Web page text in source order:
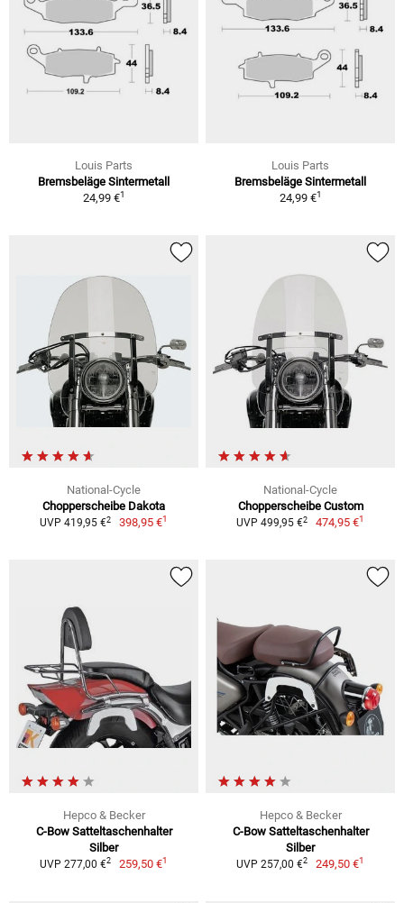
Louis Parts
Bremsbeläge Sintermetall
24,99 €1
Louis Parts
Bremsbeläge Sintermetall
24,99 €1
National-Cycle
Chopperscheibe Dakota
UVP 419,95 €2 398,95 €1
National-Cycle
Chopperscheibe Custom
UVP 499,95 €2 474,95 €1
Hepco & Becker
C-Bow Satteltaschenhalter
Silber
UVP 277,00 €2 259,50 €1
Hepco & Becker
C-Bow Satteltaschenhalter
Silber
UVP 257,00 €2 249,50 €1